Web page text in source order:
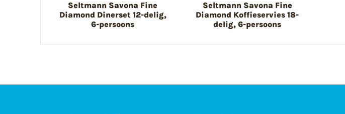
Seltmann Savona Fine
Diamond Dinerset 12-delig,
6-persoons
Seltmann Savona Fine
Diamond Koffieservies 18-
delig, 6-persoons